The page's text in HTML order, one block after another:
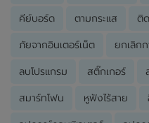
คีย์บอร์ด ตามกระแส ติ
ภัยจากอินเตอร์เน็ต ยกเลิกก
ลบโปรแกรม สติ๊กเกอร์
สมาร์ทโฟน หูฟังไร้สาย